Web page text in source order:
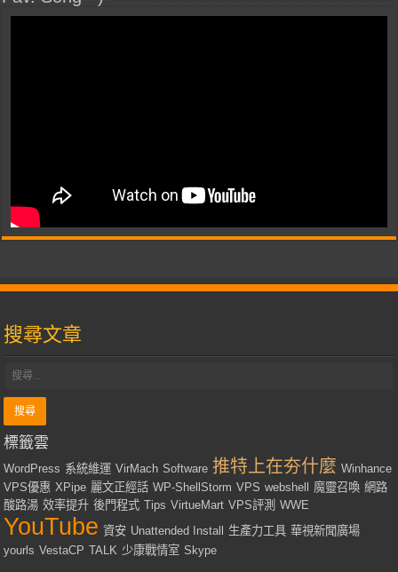
搜尋文章
標籤雲
WordPress 系統維運 VirMach Software 推特上在夯什麼 Winhance
VPS優惠 XPipe 麗文正經話 WP-ShellStorm VPS webshell 魔靈召喚 網路
酸路湯 效率提升 後門程式 Tips VirtueMart VPS評測 WWE
YouTube 資安 Unattended Install 生產力工具 華視新聞廣場
yourls VestaCP TALK 少康戰情室 Skype